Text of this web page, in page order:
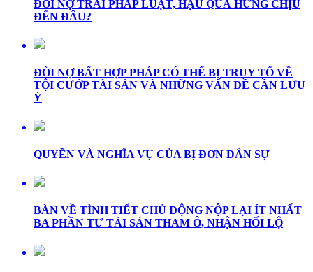
ĐÒI NỢ TRÁI PHÁP LUẬT, HẬU QUẢ HỨNG CHỊU
ĐẾN ĐÂU?
ĐÒI NỢ BẤT HỢP PHÁP CÓ THỂ BỊ TRUY TỐ VỀ
TỘI CƯỚP TÀI SẢN VÀ NHỮNG VẤN ĐỀ CẦN LƯU
Ý
QUYỀN VÀ NGHĨA VỤ CỦA BỊ ĐƠN DÂN SỰ
BÀN VỀ TÌNH TIẾT CHỦ ĐỘNG NỘP LẠI ÍT NHẤT
BA PHẦN TƯ TÀI SẢN THAM Ô, NHẬN HỐI LỘ